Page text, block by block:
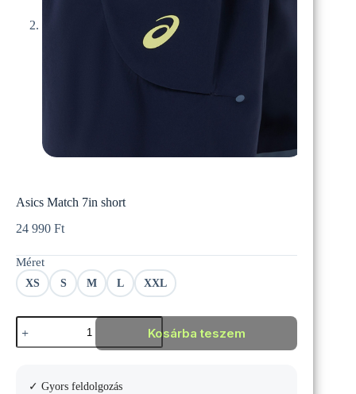
Asics Match 7in short
24 990 Ft
Méret
XS S M L XXL
Asics
Match
7in
Kosárba teszem
✓ Gyors feldolgozás